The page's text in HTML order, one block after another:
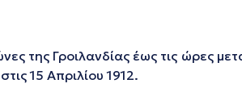
της Γροιλανδίας έως τις ώρες
15 Απριλίου 1912.